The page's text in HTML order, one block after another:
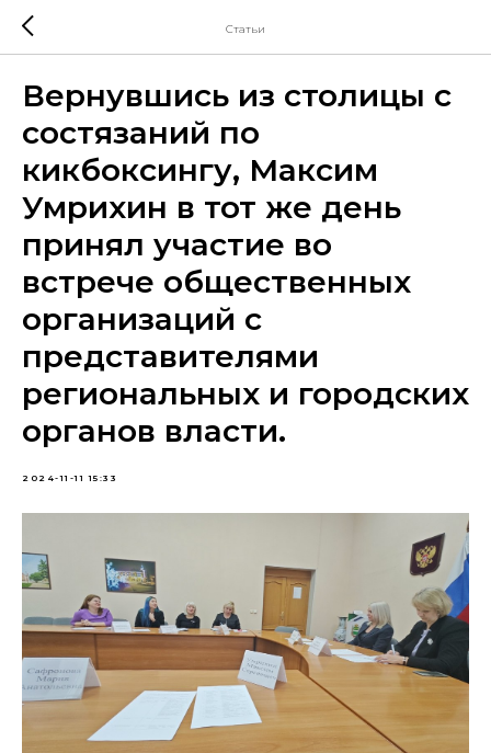
Статьи
Вернувшись из столицы с
состязаний по
кикбоксингу, Максим
Умрихин в тот же день
принял участие во
встрече общественных
организаций с
представителями
региональных и городских
органов власти.
2024-11-11 15:33